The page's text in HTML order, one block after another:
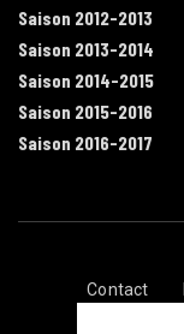
Saison 2012-2013
Saison 2013-2014
Saison 2014-2015
Saison 2015-2016
Saison 2016-2017
Contact